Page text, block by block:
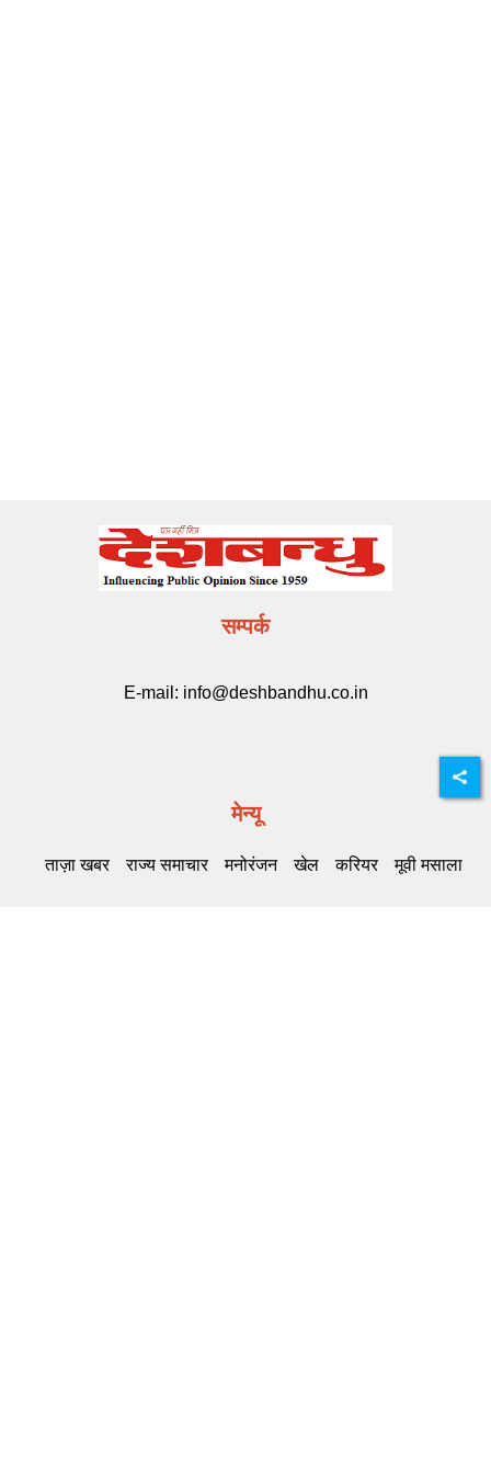
सम्पर्क
E-mail: info@deshbandhu.co.in
मेन्यू
ताज़ा खबर राज्य समाचार मनोरंजन खेल करियर मूवी मसाला